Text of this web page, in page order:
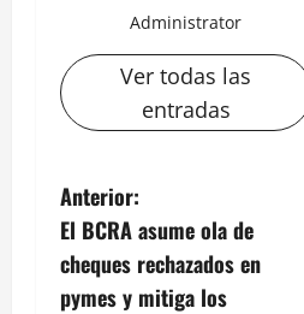
Administrator
Ver todas las
entradas
N
a
Anterior:
El BCRA asume ola de
cheques rechazados en
pymes y mitiga los